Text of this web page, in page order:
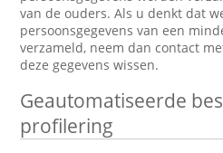
van de ouders. Als u denkt dat
persoonsgegevens van een
verzameld, neem dan contact
deze gegevens wissen.
Geautomatiseerde
profilering